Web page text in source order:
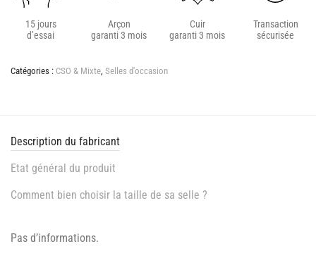
15 jours
d’essai
Arçon
garanti 3 mois
Cuir
garanti 3 mois
Transaction
sécurisée
Catégories : CSO & Mixte Selles d'occasion
Description du fabricant
Etat général du produit
Comment bien choisir la taille de sa selle ?
Pas d’informations.